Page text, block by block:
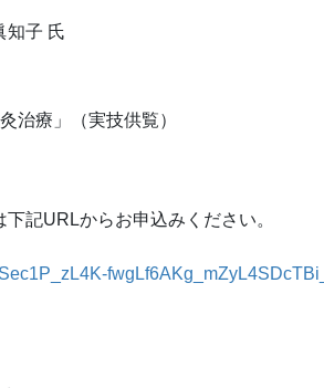
子 氏
治療」（実技供覧）
記URLからお申込みください。